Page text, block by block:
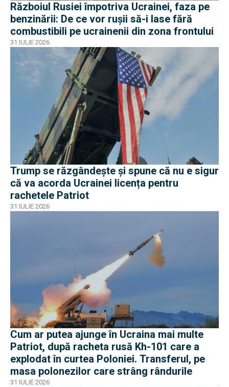
Războiul Rusiei împotriva Ucrainei, faza pe
benzinării: De ce vor rușii să-i lase fără
combustibili pe ucrainenii din zona frontului
31 IULIE 2026
Trump se răzgândește și spune că nu e sigur
că va acorda Ucrainei licența pentru
rachetele Patriot
31 IULIE 2026
Cum ar putea ajunge în Ucraina mai multe
Patriot, după racheta rusă Kh-101 care a
explodat în curtea Poloniei. Transferul, pe
masa polonezilor care strâng rândurile
31 IULIE 2026